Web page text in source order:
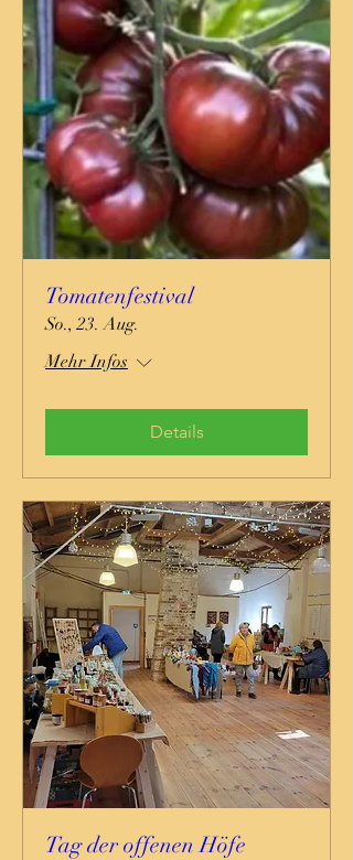
Tomatenfestival
So., 23. Aug.
Mehr Infos
Details
Tag der offenen Höfe